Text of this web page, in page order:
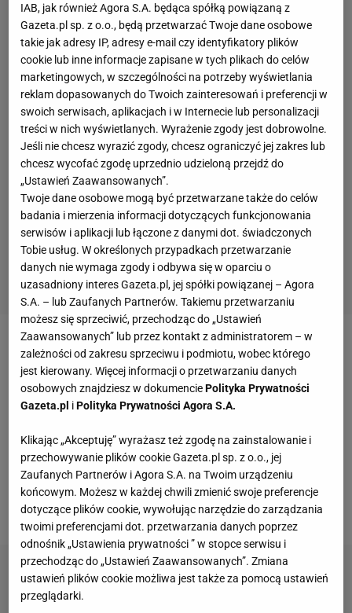
Kwiaty w prezencie ślubnym odchodzą w
rozwiązania. Najbardziej popularnym upominkiem
stały się wina. Młoda para często na zaproszeniu
umieszcza zabawny wierszyk sugerujący, jakiego
drobiazgu oczekuje zamiast kwiatów.
IAB, jak również Agora S.A. będąca spółką powiązaną z
Gazeta.pl sp. z o.o., będą przetwarzać Twoje dane osobowe
takie jak adresy IP, adresy e-mail czy identyfikatory plików
cookie lub inne informacje zapisane w tych plikach do celów
marketingowych, w szczególności na potrzeby wyświetlania
reklam dopasowanych do Twoich zainteresowań i preferencji w
swoich serwisach, aplikacjach i w Internecie lub personalizacji
treści w nich wyświetlanych. Wyrażenie zgody jest dobrowolne.
Jeśli nie chcesz wyrazić zgody, chcesz ograniczyć jej zakres lub
chcesz wycofać zgodę uprzednio udzieloną przejdź do
„Ustawień Zaawansowanych”.
Twoje dane osobowe mogą być przetwarzane także do celów
badania i mierzenia informacji dotyczących funkcjonowania
serwisów i aplikacji lub łączone z danymi dot. świadczonych
Tobie usług. W określonych przypadkach przetwarzanie
danych nie wymaga zgody i odbywa się w oparciu o
uzasadniony interes Gazeta.pl, jej spółki powiązanej – Agora
S.A. – lub Zaufanych Partnerów. Takiemu przetwarzaniu
możesz się sprzeciwić, przechodząc do „Ustawień
Zaawansowanych” lub przez kontakt z administratorem – w
zależności od zakresu sprzeciwu i podmiotu, wobec którego
jest kierowany. Więcej informacji o przetwarzaniu danych
osobowych znajdziesz w dokumencie Polityka Prywatności
Gazeta.pl i Polityka Prywatności Agora S.A.
Klikając „Akceptuję” wyrażasz też zgodę na zainstalowanie i
przechowywanie plików cookie Gazeta.pl sp. z o.o., jej
Zaufanych Partnerów i Agora S.A. na Twoim urządzeniu
końcowym. Możesz w każdej chwili zmienić swoje preferencje
dotyczące plików cookie, wywołując narzędzie do zarządzania
twoimi preferencjami dot. przetwarzania danych poprzez
odnośnik „Ustawienia prywatności ” w stopce serwisu i
przechodząc do „Ustawień Zaawansowanych”. Zmiana
ustawień plików cookie możliwa jest także za pomocą ustawień
przeglądarki.